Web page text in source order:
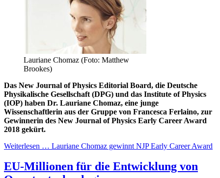
Lauriane Chomaz (Foto: Matthew
Brookes)
Das New Journal of Physics Editorial Board, die Deutsche
Physikalische Gesellschaft (DPG) und das Institute of Physics
(IOP) haben Dr. Lauriane Chomaz, eine junge
Wissenschaftlerin aus der Gruppe von Francesca Ferlaino, zur
Gewinnerin des New Journal of Physics Early Career Award
2018 gekürt.
Weiterlesen … Lauriane Chomaz gewinnt NJP Early Career Award
EU-Millionen für die Ent­wick­lung von